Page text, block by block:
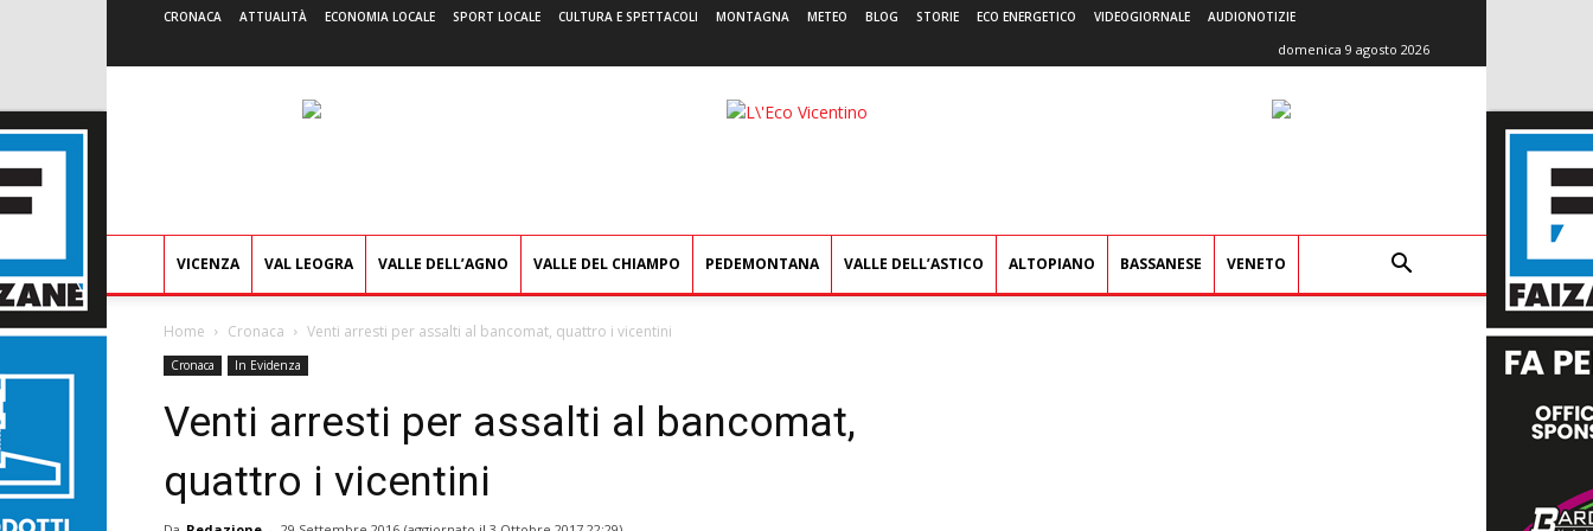
CRONACA ATTUALITÀ ECONOMIA LOCALE SPORT LOCALE CULTURA E SPETTACOLI MONTAGNA METEO BLOG STORIE ECO ENERGETICO VIDEOGIORNALE AUDIONOTIZIE
domenica 9 agosto 2026
L'Eco
VICENZA VAL LEOGRA VALLE DELL’AGNO VALLE DEL CHIAMPO PEDEMONTANA VALLE DELL’ASTICO ALTOPIANO BASSANESE VENETO
Home Cronaca Venti arresti per assalti al bancomat, quattro i vicentini
Cronaca In Evidenza
Venti arresti per assalti al bancomat,
quattro i vicentini